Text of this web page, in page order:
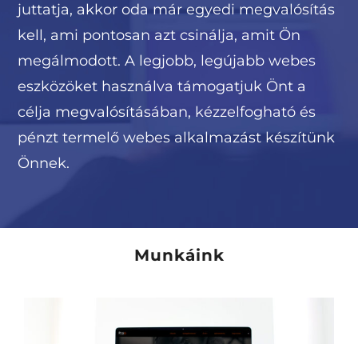
juttatja, akkor oda már egyedi megvalósítás
kell, ami pontosan azt csinálja, amit Ön
megálmodott. A legjobb, legújabb webes
eszközöket használva támogatjuk Önt a
célja megvalósításában, kézzelfogható és
pénzt termelő webes alkalmazást készítünk
Önnek.
Munkáink